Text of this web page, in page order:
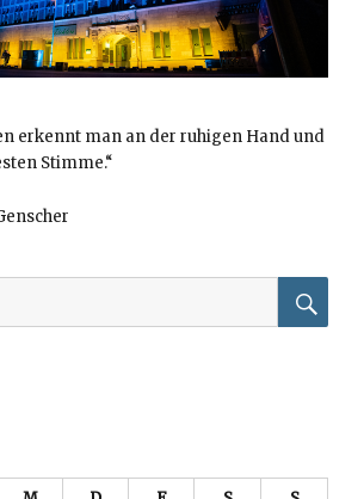
erkennt man an der ruhigen Hand und
Stimme.“